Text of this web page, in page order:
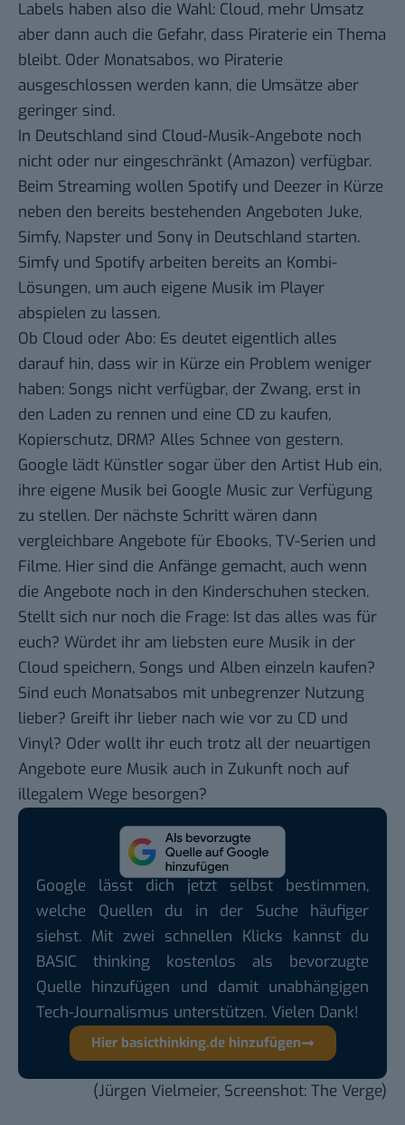
Labels haben also die Wahl: Cloud, mehr Umsatz
aber dann auch die Gefahr, dass Piraterie ein Thema
bleibt. Oder Monatsabos, wo Piraterie
ausgeschlossen werden kann, die Umsätze aber
geringer sind.
In Deutschland sind Cloud-Musik-Angebote noch
nicht oder nur eingeschränkt (Amazon) verfügbar.
Beim Streaming wollen Spotify und Deezer in Kürze
neben den bereits bestehenden Angeboten Juke,
Simfy, Napster und Sony in Deutschland starten.
Simfy und Spotify arbeiten bereits an Kombi-
Lösungen, um auch eigene Musik im Player
abspielen zu lassen.
Ob Cloud oder Abo: Es deutet eigentlich alles
darauf hin, dass wir in Kürze ein Problem weniger
haben: Songs nicht verfügbar, der Zwang, erst in
den Laden zu rennen und eine CD zu kaufen,
Kopierschutz, DRM? Alles Schnee von gestern.
Google lädt Künstler sogar über den Artist Hub ein,
ihre eigene Musik bei Google Music zur Verfügung
zu stellen. Der nächste Schritt wären dann
vergleichbare Angebote für Ebooks, TV-Serien und
Filme. Hier sind die Anfänge gemacht, auch wenn
die Angebote noch in den Kinderschuhen stecken.
Stellt sich nur noch die Frage: Ist das alles was für
euch? Würdet ihr am liebsten eure Musik in der
Cloud speichern, Songs und Alben einzeln kaufen?
Sind euch Monatsabos mit unbegrenzer Nutzung
lieber? Greift ihr lieber nach wie vor zu CD und
Vinyl? Oder wollt ihr euch trotz all der neuartigen
Angebote eure Musik auch in Zukunft noch auf
illegalem Wege besorgen?
Google lässt dich jetzt selbst bestimmen,
welche Quellen du in der Suche häufiger
siehst. Mit zwei schnellen Klicks kannst du
BASIC thinking kostenlos als bevorzugte
Quelle hinzufügen und damit unabhängigen
Tech-Journalismus unterstützen. Vielen Dank!
Hier basicthinking.de hinzufügen
(Jürgen Vielmeier, Screenshot: The Verge)